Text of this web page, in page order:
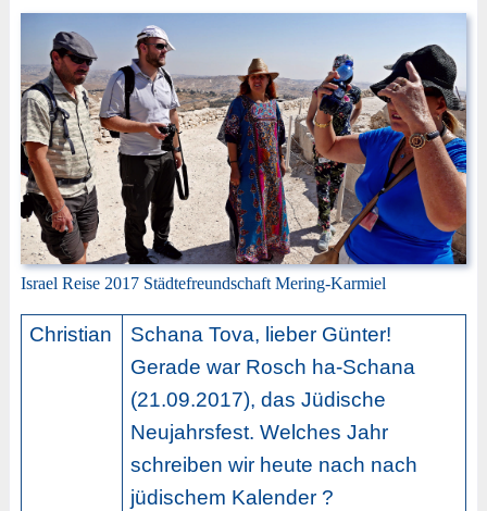
Israel Reise 2017 Städtefreundschaft Mering-Karmiel
Christian
Schana Tova, lieber Günter!
Gerade war Rosch ha-Schana
(21.09.2017), das Jüdische
Neujahrsfest. Welches Jahr
schreiben wir heute nach nach
jüdischem Kalender ?